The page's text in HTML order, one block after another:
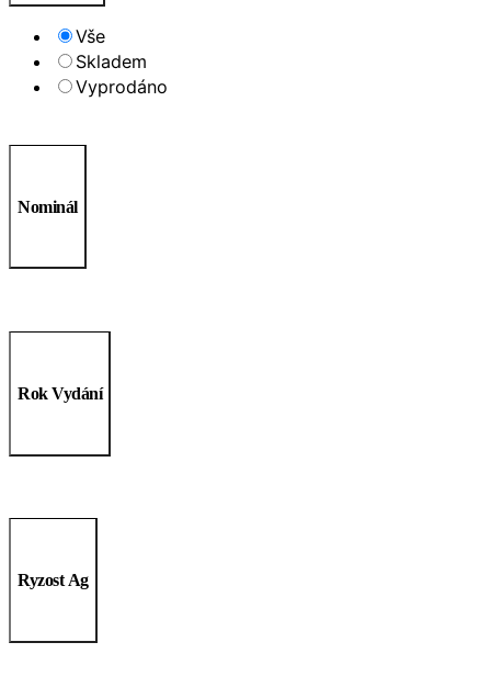
Vše
Skladem
Vyprodáno
Nominál
Rok Vydání
Ryzost Ag